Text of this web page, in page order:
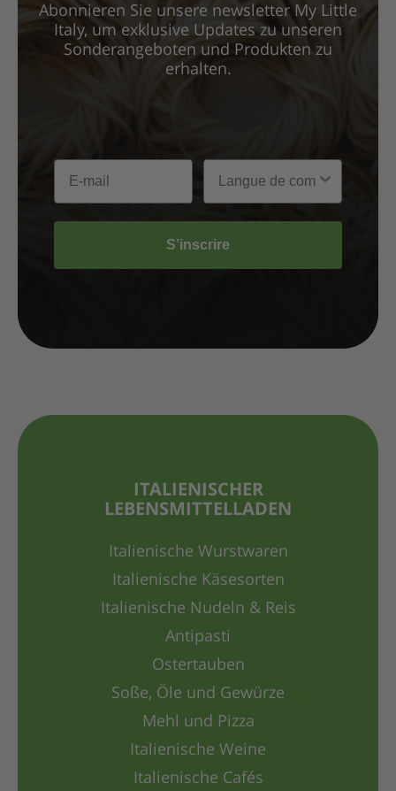
Abonnieren Sie unsere newsletter My Little
Italy, um exklusive Updates zu unseren
Sonderangeboten und Produkten zu
erhalten.
S’inscrire
ITALIENISCHER
LEBENSMITTELLADEN
Italienische Wurstwaren
Italienische Käsesorten
Italienische Nudeln & Reis
Antipasti
Ostertauben
Soße, Öle und Gewürze
Mehl und Pizza
Italienische Weine
Italienische Cafés